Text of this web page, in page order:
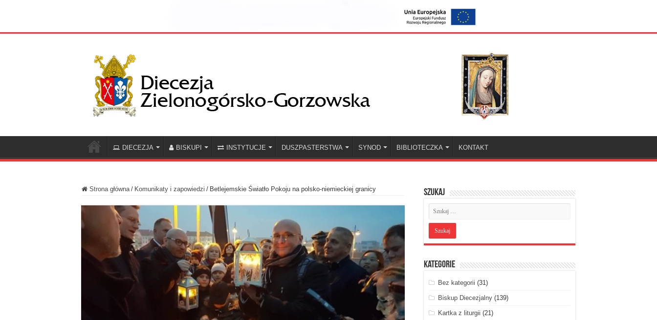
DIECEZJA BISKUPI INSTYTUCJE DUSZPASTERSTWA SYNOD BIBLIOTECZKA KONTAKT
Strona główna / Komunikaty i zapowiedzi / Betlejemskie Światło Pokoju na polsko-niemieckiej granicy Szukaj
Kategorie
Bez kategorii (31)
Biskup Diecezjalny(139)
Kartka z liturgii (21)